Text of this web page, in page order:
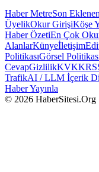
Haber MetreSon
ÜyelikOkur GirişiKöşe
Haber ÖzetiEn Çok
AlanlarKünyeİletişim
PolitikasıGörsel
CevapGizlilikKVKK
TrafikAI / LLM İçerik
Haber Yayınla
© 2026 HaberSitesi.Org